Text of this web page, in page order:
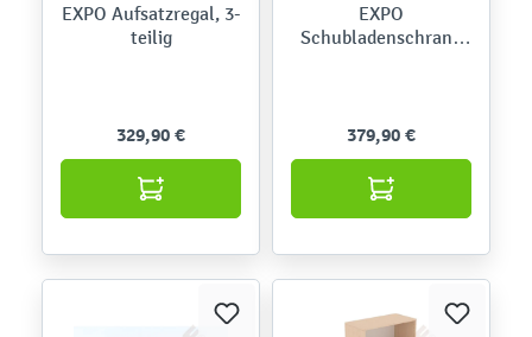
EXPO Aufsatzregal, 3-
teilig
329,90 €
EXPO
Schubladenschrank
379,90 €